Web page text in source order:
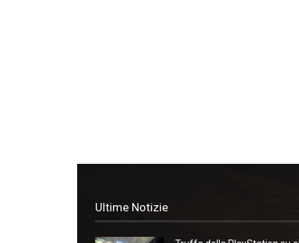
Ultime Notizie